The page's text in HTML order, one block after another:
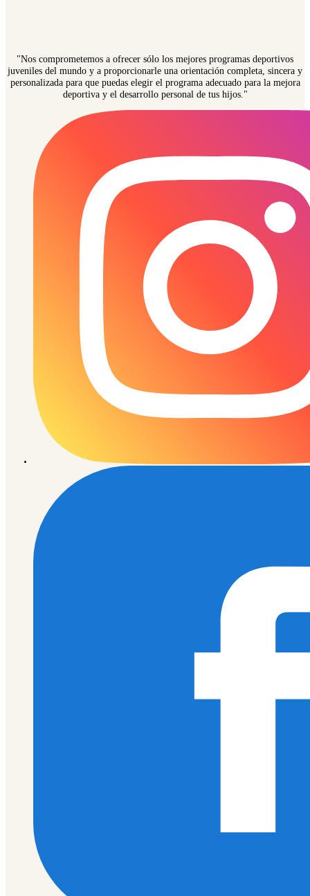
"Nos comprometemos a ofrecer sólo los mejores programas deportivos
juveniles del mundo y a proporcionarle una orientación completa, sincera y
personalizada para que puedas elegir el programa adecuado para la mejora
deportiva y el desarrollo personal de tus hijos."